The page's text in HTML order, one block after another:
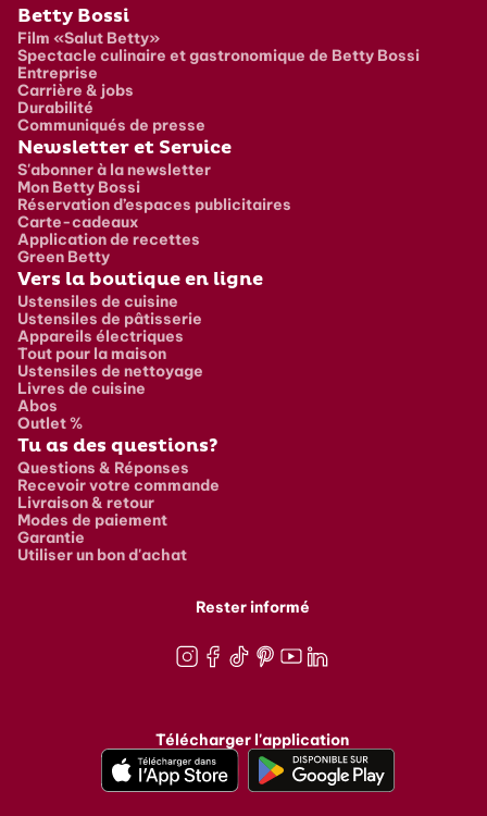
Pied de page
Betty Bossi
Film «Salut Betty»
Spectacle culinaire et gastronomique de Betty Bossi
Entreprise
Carrière & jobs
Durabilité
Communiqués de presse
Newsletter et Service
S'abonner à la newsletter
Mon Betty Bossi
Réservation d’espaces publicitaires
Carte-cadeaux
Application de recettes
Green Betty
Vers la boutique en ligne
Ustensiles de cuisine
Ustensiles de pâtisserie
Appareils électriques
Tout pour la maison
Ustensiles de nettoyage
Livres de cuisine
Abos
Outlet %
Tu as des questions?
Questions & Réponses
Recevoir votre commande
Livraison & retour
Modes de paiement
Garantie
Utiliser un bon d'achat
Rester informé
Télécharger l'application